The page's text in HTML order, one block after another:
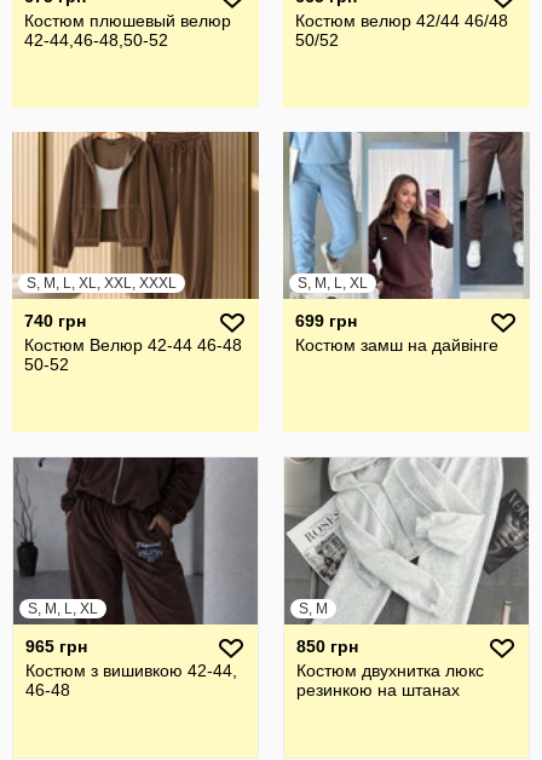
Костюм плюшевый велюр
42-44,46-48,50-52
Костюм велюр 42/44 46/48
50/52
S, M, L, XL, XXL, XXXL
740 грн
Костюм Велюр 42-44 46-48
50-52
S, M, L, XL
699 грн
Костюм замш на дайвінге
S, M, L, XL
965 грн
Костюм з вишивкою 42-44,
46-48
S, M
850 грн
Костюм двухнитка люкс
резинкою на штанах